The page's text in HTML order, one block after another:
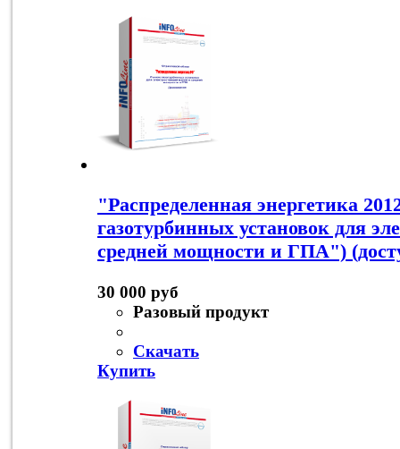
"Распределенная энергетика
газотурбинных установок для
средней мощности и ГПА")
30 000 руб
Разовый продукт
Скачать
Купить